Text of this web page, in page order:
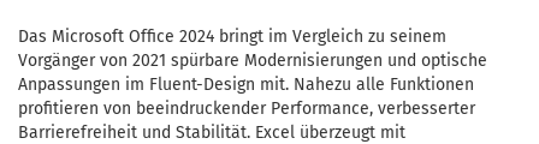
Das Microsoft Office 2024 bringt im Vergleich zu seinem
Vorgänger von 2021 spürbare Modernisierungen und optische
Anpassungen im Fluent-Design mit. Nahezu alle Funktionen
profitieren von beeindruckender Performance, verbesserter
Barrierefreiheit und Stabilität. Excel überzeugt mit